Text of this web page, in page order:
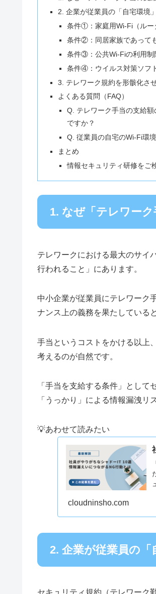
2. 企業が従業員の「自宅環境
条件①：家庭用Wi-Fi（ルー
条件②：同居家族であって
条件③：公共Wi-Fiの利用制
条件④：ウイルス対策ソフ
3. テレワーク規約を形骸化さ
よくある質問（FAQ）
Q. テレワーク手当の支給
ですか？
Q. 従業員の自宅のWi-Fi環
まとめ
情報セキュリティ研修をご
1. なぜ「テレワー
テレワークにおける最大のサイ
行われること」にあります。
中小企業が従業員にテレワーク
ナンス上の義務を果たしている
手当というコストをかける以上
考えるのが自然です。
「手当を支給する条件」とし
「うっかり」による情報漏洩リ
💡あわせて読みたい
cloudninsho.com
2. 企業が従業員の